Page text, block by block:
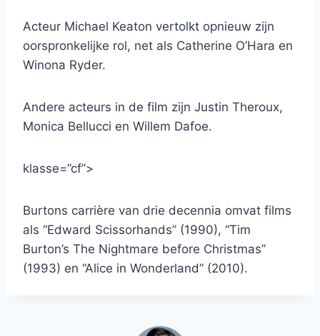
Acteur Michael Keaton vertolkt opnieuw zijn
oorspronkelijke rol, net als Catherine O’Hara en
Winona Ryder.
Andere acteurs in de film zijn Justin Theroux,
Monica Bellucci en Willem Dafoe.
klasse=”cf”>
Burtons carrière van drie decennia omvat films
als “Edward Scissorhands” (1990), “Tim
Burton’s The Nightmare before Christmas”
(1993) en “Alice in Wonderland” (2010).